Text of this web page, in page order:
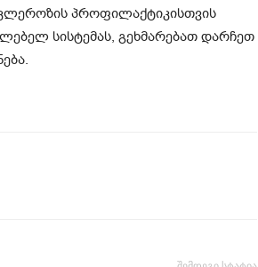
პროფილაქტიკისთვის
სისტემას, გეხმარებათ დარჩეთ